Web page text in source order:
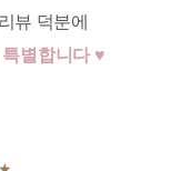
뷰 덕분에
별합니다 ♥